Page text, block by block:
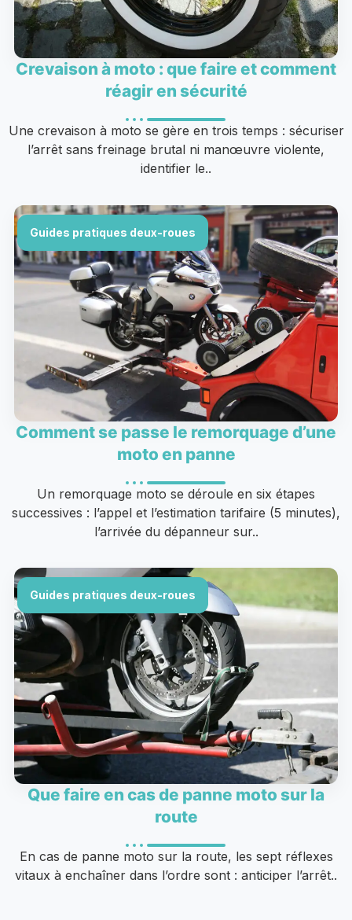
Crevaison à moto : que faire et comment
réagir en sécurité
Une crevaison à moto se gère en trois temps : sécuriser
l’arrêt sans freinage brutal ni manœuvre violente,
identifier le..
Guides pratiques deux-roues
Comment se passe le remorquage d’une
moto en panne
Un remorquage moto se déroule en six étapes
successives : l’appel et l’estimation tarifaire (5 minutes),
l’arrivée du dépanneur sur..
Guides pratiques deux-roues
Que faire en cas de panne moto sur la
route
En cas de panne moto sur la route, les sept réflexes
vitaux à enchaîner dans l’ordre sont : anticiper l’arrêt..